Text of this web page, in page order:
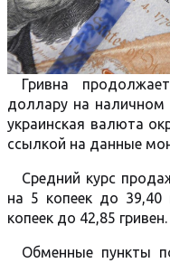
Гривна
доллару на
украинская валюта
ссылкой на данные
Средний курс
на 5 копеек до 39,40
копеек до 42,85 гривен.
Обменные пункты